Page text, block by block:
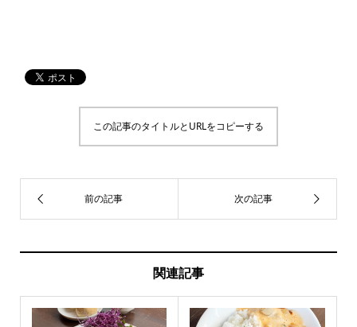
この記事のタイトルとURLをコピーする
関連記事